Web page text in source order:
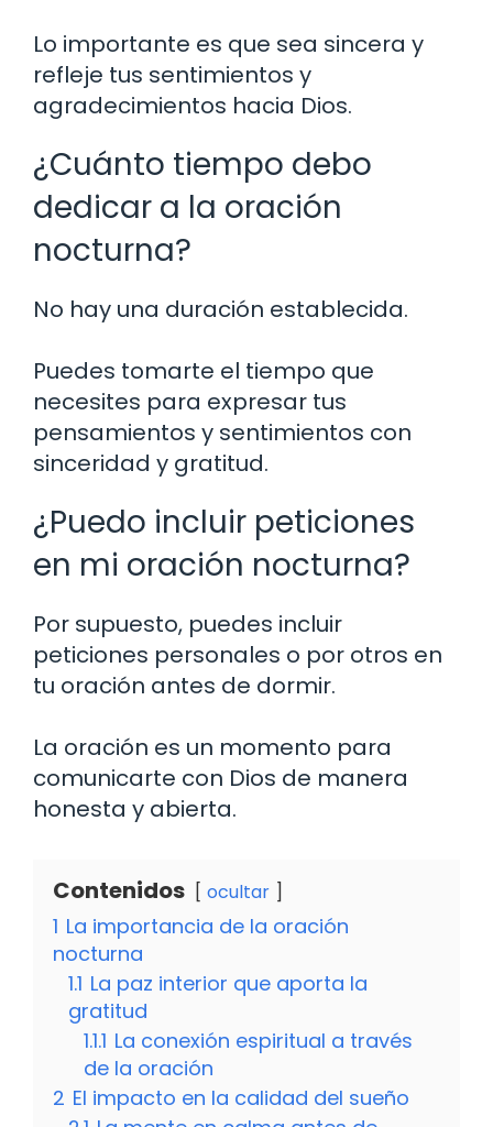
Lo importante es que sea sincera y
refleje tus sentimientos y
agradecimientos hacia Dios.
¿Cuánto tiempo debo
dedicar a la oración
nocturna?
No hay una duración establecida.
Puedes tomarte el tiempo que
necesites para expresar tus
pensamientos y sentimientos con
sinceridad y gratitud.
¿Puedo incluir peticiones
en mi oración nocturna?
Por supuesto, puedes incluir
peticiones personales o por otros en
tu oración antes de dormir.
La oración es un momento para
comunicarte con Dios de manera
honesta y abierta.
Contenidos ocultar
1 La importancia de la oración
nocturna
1.1 La paz interior que aporta la
gratitud
1.1.1 La conexión espiritual a través
de la oración
2 El impacto en la calidad del sueño